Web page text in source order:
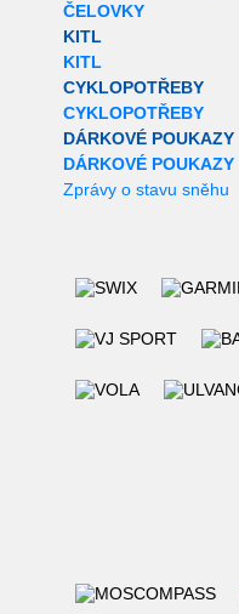
ČELOVKY
KITL
KITL
CYKLOPOTŘEBY
CYKLOPOTŘEBY
DÁRKOVÉ POUKAZY
DÁRKOVÉ POUKAZY
Zprávy o stavu sněhu